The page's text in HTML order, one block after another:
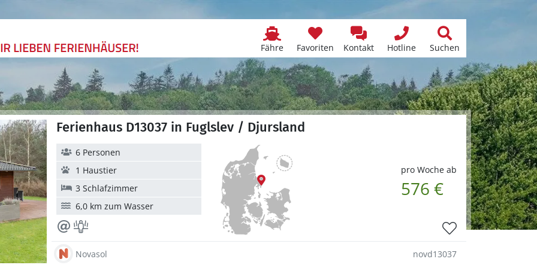
Fähre Favoriten Kontakt Hotline Suchen
Ferienhaus D13037 in Fuglslev / Djursland
pro Woche ab
576 €
6 Personen
1 Haustier
3 Schlafzimmer
6,0 km zum Wasser
Novasol novd13037